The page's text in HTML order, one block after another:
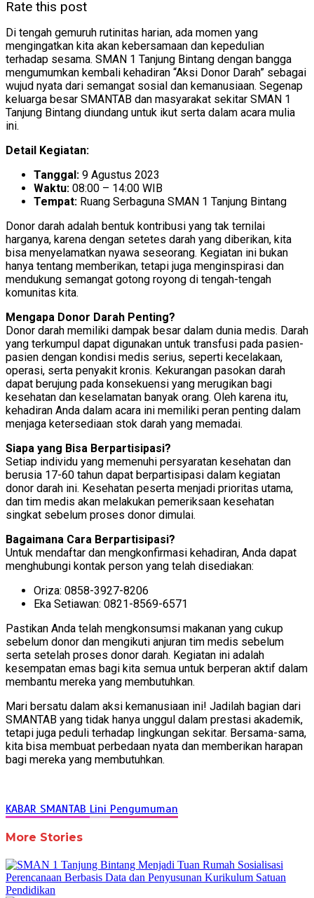
Rate this post
Di tengah gemuruh rutinitas harian, ada momen yang
mengingatkan kita akan kebersamaan dan kepedulian
terhadap sesama. SMAN 1 Tanjung Bintang dengan bangga
mengumumkan kembali kehadiran “Aksi Donor Darah” sebagai
wujud nyata dari semangat sosial dan kemanusiaan. Segenap
keluarga besar SMANTAB dan masyarakat sekitar SMAN 1
Tanjung Bintang diundang untuk ikut serta dalam acara mulia
ini.
Detail Kegiatan:
Tanggal: 9 Agustus 2023
Waktu: 08:00 – 14:00 WIB
Tempat: Ruang Serbaguna SMAN 1 Tanjung Bintang
Donor darah adalah bentuk kontribusi yang tak ternilai
harganya, karena dengan setetes darah yang diberikan, kita
bisa menyelamatkan nyawa seseorang. Kegiatan ini bukan
hanya tentang memberikan, tetapi juga menginspirasi dan
mendukung semangat gotong royong di tengah-tengah
komunitas kita.
Mengapa Donor Darah Penting?
Donor darah memiliki dampak besar dalam dunia medis. Darah
yang terkumpul dapat digunakan untuk transfusi pada pasien-
pasien dengan kondisi medis serius, seperti kecelakaan,
operasi, serta penyakit kronis. Kekurangan pasokan darah
dapat berujung pada konsekuensi yang merugikan bagi
kesehatan dan keselamatan banyak orang. Oleh karena itu,
kehadiran Anda dalam acara ini memiliki peran penting dalam
menjaga ketersediaan stok darah yang memadai.
Siapa yang Bisa Berpartisipasi?
Setiap individu yang memenuhi persyaratan kesehatan dan
berusia 17-60 tahun dapat berpartisipasi dalam kegiatan
donor darah ini. Kesehatan peserta menjadi prioritas utama,
dan tim medis akan melakukan pemeriksaan kesehatan
singkat sebelum proses donor dimulai.
Bagaimana Cara Berpartisipasi?
Untuk mendaftar dan mengkonfirmasi kehadiran, Anda dapat
menghubungi kontak person yang telah disediakan:
Oriza: 0858-3927-8206
Eka Setiawan: 0821-8569-6571
Pastikan Anda telah mengkonsumsi makanan yang cukup
sebelum donor dan mengikuti anjuran tim medis sebelum
serta setelah proses donor darah. Kegiatan ini adalah
kesempatan emas bagi kita semua untuk berperan aktif dalam
membantu mereka yang membutuhkan.
Mari bersatu dalam aksi kemanusiaan ini! Jadilah bagian dari
SMANTAB yang tidak hanya unggul dalam prestasi akademik,
tetapi juga peduli terhadap lingkungan sekitar. Bersama-sama,
kita bisa membuat perbedaan nyata dan memberikan harapan
bagi mereka yang membutuhkan.
KABAR SMANTAB Lini Pengumuman
More Stories